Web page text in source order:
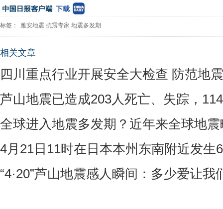
标签： 雅安地震 抗震专家 地震多发期
相关文章
四川重点行业开展安全大检查 防范地
芦山地震已造成203人死亡、失踪，
全球进入地震多发期？近年来全球地
4月21日11时在日本本州东南附近发生
“4·20”芦山地震感人瞬间：多少爱让我